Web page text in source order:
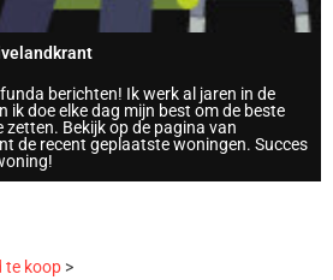
berichten! Ik werk al jaren in de
ik doe elke dag mijn best om de beste
Bekijk op de pagina van
de recent geplaatste woningen. Succes
te koop